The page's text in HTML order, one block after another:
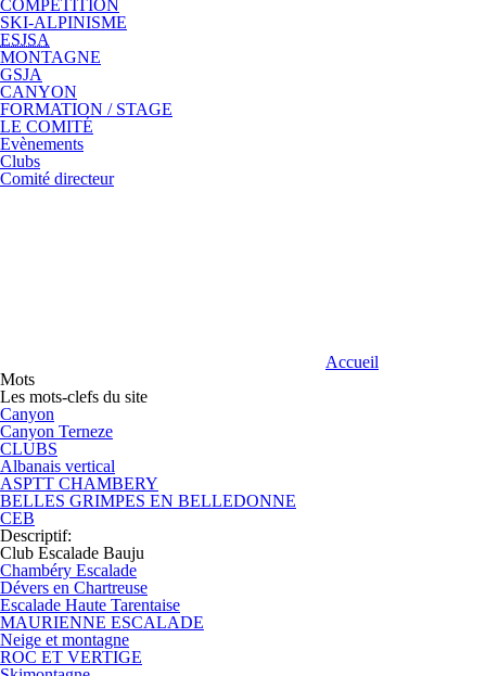
COMPÉTITION
SKI-ALPINISME
ESJSA
MONTAGNE
GSJA
CANYON
FORMATION / STAGE
LE COMITÉ
Evènements
Clubs
Comité directeur
Accueil
Mots
Les mots-clefs du site
Canyon
Canyon Terneze
CLUBS
Albanais vertical
ASPTT CHAMBERY
BELLES GRIMPES EN BELLEDONNE
CEB
Descriptif:
Club Escalade Bauju
Chambéry Escalade
Dévers en Chartreuse
Escalade Haute Tarentaise
MAURIENNE ESCALADE
Neige et montagne
ROC ET VERTIGE